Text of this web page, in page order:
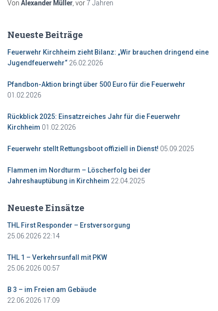
Von Alexander Müller, vor7 Jahren
Neueste Beiträge
Feuerwehr Kirchheim zieht Bilanz: „Wir brauchen dringend eine
Jugendfeuerwehr“ 26.02.2026
Pfandbon-Aktion bringt über 500 Euro für die Feuerwehr
01.02.2026
Rückblick 2025: Einsatzreiches Jahr für die Feuerwehr
Kirchheim 01.02.2026
Feuerwehr stellt Rettungsboot offiziell in Dienst! 05.09.2025
Flammen im Nordturm – Löscherfolg bei der
Jahreshauptübung in Kirchheim 22.04.2025
Neueste Einsätze
THL First Responder – Erstversorgung
25.06.2026 22:14
THL 1 – Verkehrsunfall mit PKW
25.06.2026 00:57
B 3 – im Freien am Gebäude
22.06.2026 17:09